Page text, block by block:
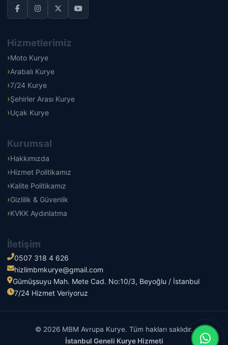
Hizmetlerimiz
Moto Kurye
Arabalı Kurye
7/24 Kurye
Şehirler Arası Kurye
Uçak Kurye
Kurumsal
Hakkımızda
Hizmet Politikamız
Kalite Politikamız
Gizlilik & Güvenlik
KVKK Aydınlatma
İletişim
0507 318 4 626
hizlimbmkurye@gmail.com
Gümüşsuyu Mah. Mete Cad. No:10/3, Beyoğlu / İstanbul
7/24 Hizmet Veriyoruz
© 2026 MBM Avrupa Kurye. Tüm hakları saklıdır.
İstanbul Geneli Kurye Hizmeti